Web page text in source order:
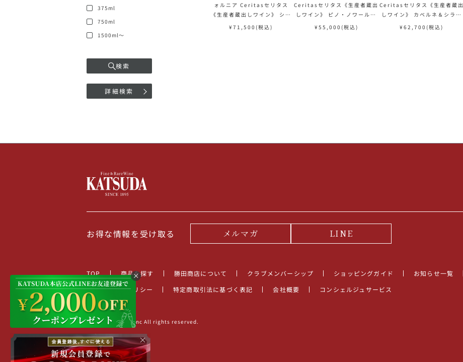
375ml
750ml
1500ml～
検索
詳細検索
ォルニア Ceritasセリタス
《生産者蔵出しワイン》 シャ
ルドネ＆ピノを堪能する 厳選
¥71,500 (税込)
Ceritasセリタス《生産者蔵出
しワイン》 ピノ・ノワールの
赤＆ロゼを堪能する 厳選２本
¥ 55,000 (税込)
Ceritasセリタス《生産者蔵出
しワイン》 カベルネ＆シラー
を堪能する 厳選２本 福袋 送料
¥62,700 (税込)
×
お得な情報を受け取る メルマガ LINE
TOP 商品を探す 勝田商店について クラブメンバーシップ ショッピングガイド お知らせ一覧
プライバシーポリシー
特定商取引法に基づく表記 会社概要 コンシェルジュサービス
©2022 KATSUDA.inc All rights reserved.